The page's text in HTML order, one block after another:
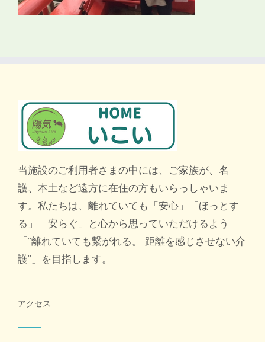
当施設のご利用者さまの中には、ご家族が、名
護、本土など遠方に在住の方もいらっしゃいま
す。私たちは、離れていても「安心」「ほっとす
る」「安らぐ」と心から思っていただけるよう
「”離れていても繋がれる。 距離を感じさせない介
護”」を目指します。
アクセス